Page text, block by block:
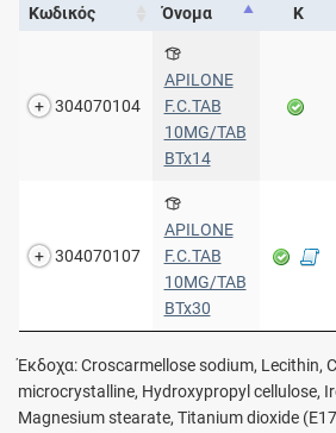
Κωδικός Όνομα Κ
304070104
APILONE
F.C.TAB
10MG/TAB
BTx14
304070107
APILONE
F.C.TAB
10MG/TAB
BTx30
Έκδοχα: Croscarmellose sodium, Lecithin,
microcrystalline, Hydroxypropyl cellulose,
Magnesium stearate, Titanium dioxide